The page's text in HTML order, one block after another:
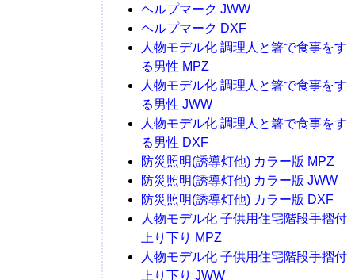
ヘルプマーク JWW
ヘルプマーク DXF
人物モデル化 調理人と箸で食事をす
る男性 MPZ
人物モデル化 調理人と箸で食事をす
る男性 JWW
人物モデル化 調理人と箸で食事をす
る男性 DXF
防災照明(誘導灯他) カラー版 MPZ
防災照明(誘導灯他) カラー版 JWW
防災照明(誘導灯他) カラー版 DXF
人物モデル化 子供用住宅階段手摺付
上り下り MPZ
人物モデル化 子供用住宅階段手摺付
上り下り JWW